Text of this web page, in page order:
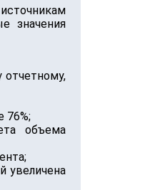
значения
76%;
объема
увеличена